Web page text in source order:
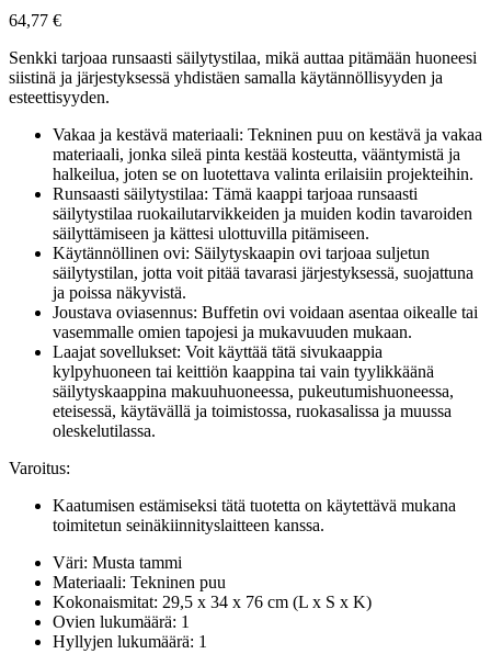
64,77 €
Senkki tarjoaa runsaasti säilytystilaa, mikä auttaa pitämään huoneesi
siistinä ja järjestyksessä yhdistäen samalla käytännöllisyyden ja
esteettisyyden.
Vakaa ja kestävä materiaali: Tekninen puu on kestävä ja vakaa
materiaali, jonka sileä pinta kestää kosteutta, vääntymistä ja
halkeilua, joten se on luotettava valinta erilaisiin projekteihin.
Runsaasti säilytystilaa: Tämä kaappi tarjoaa runsaasti
säilytystilaa ruokailutarvikkeiden ja muiden kodin tavaroiden
säilyttämiseen ja kättesi ulottuvilla pitämiseen.
Käytännöllinen ovi: Säilytyskaapin ovi tarjoaa suljetun
säilytystilan, jotta voit pitää tavarasi järjestyksessä, suojattuna
ja poissa näkyvistä.
Joustava oviasennus: Buffetin ovi voidaan asentaa oikealle tai
vasemmalle omien tapojesi ja mukavuuden mukaan.
Laajat sovellukset: Voit käyttää tätä sivukaappia
kylpyhuoneen tai keittiön kaappina tai vain tyylikkäänä
säilytyskaappina makuuhuoneessa, pukeutumishuoneessa,
eteisessä, käytävällä ja toimistossa, ruokasalissa ja muussa
oleskelutilassa.
Varoitus:
Kaatumisen estämiseksi tätä tuotetta on käytettävä mukana
toimitetun seinäkiinnityslaitteen kanssa.
Väri: Musta tammi
Materiaali: Tekninen puu
Kokonaismitat: 29,5 x 34 x 76 cm (L x S x K)
Ovien lukumäärä: 1
Hyllyjen lukumäärä: 1